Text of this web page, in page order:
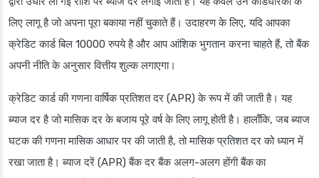
लिए लागू है जो अपना पूरा बकाया नहीं चुकाते हैं। उदाहरण के लिए, यदि आपका
क्रेडिट कार्ड बिल 10000 रुपये है और आप आंशिक भुगतान करना चाहते हैं, तो बैंक
अपनी नीति के अनुसार वित्तीय शुल्क लगाएगा।
क्रेडिट कार्ड की गणना वार्षिक प्रतिशत दर (APR) के रूप में की जाती है। यह
ब्याज दर है जो मासिक दर के बजाय पूरे वर्ष के लिए लागू होती है। हालाँकि, जब ब्याज
घटक की गणना मासिक आधार पर की जाती है, तो मासिक प्रतिशत दर को ध्यान में
रखा जाता है। ब्याज दरें (APR) बैंक दर बैंक अलग-अलग होंगीबैंक का